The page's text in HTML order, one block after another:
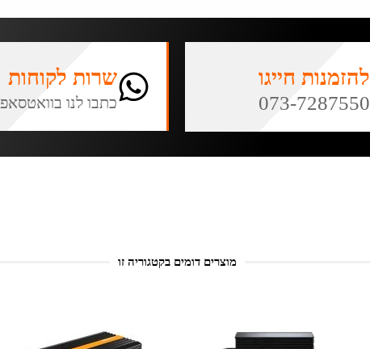
להזמנות חייגו
073-7287550
שרות לקוחות
כתבו לנו בוואטסאפ
מוצרים דומים בקטגוריה זו